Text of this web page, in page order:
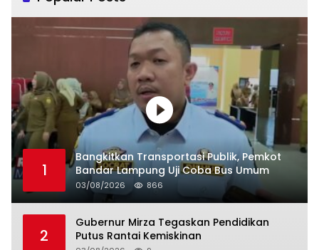
1
Bangkitkan Transportasi Publik, Pemkot
Bandar Lampung Uji Coba Bus Umum
03/08/2026 866
2
Gubernur Mirza Tegaskan Pendidikan
Putus Rantai Kemiskinan